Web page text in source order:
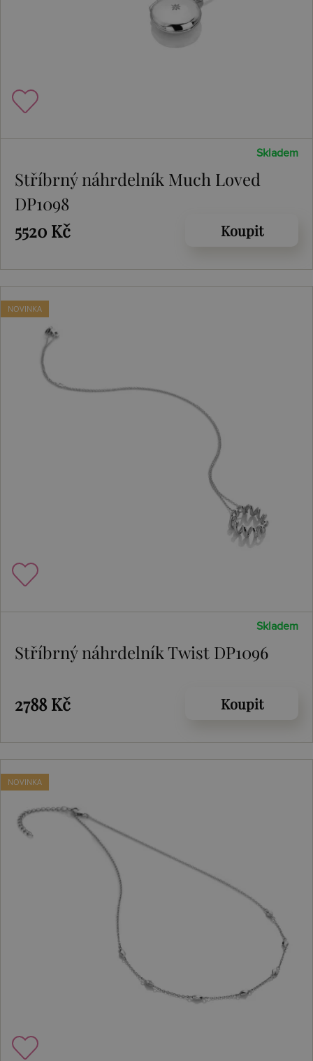
Skladem
Stříbrný náhrdelník Much Loved
DP1098
5520 Kč
Koupit
NOVINKA
Skladem
Stříbrný náhrdelník Twist DP1096
2788 Kč Koupit
NOVINKA